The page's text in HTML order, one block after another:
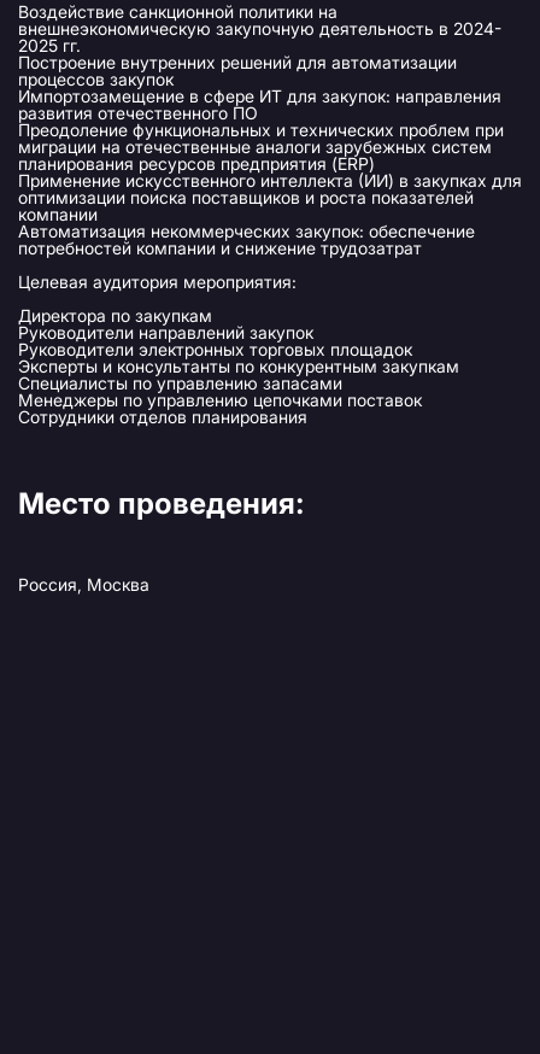
Воздействие санкционной политики на
внешнеэкономическую закупочную деятельность в 2024-
2025 гг.
Построение внутренних решений для автоматизации
процессов закупок
Импортозамещение в сфере ИТ для закупок: направления
развития отечественного ПО
Преодоление функциональных и технических проблем при
миграции на отечественные аналоги зарубежных систем
планирования ресурсов предприятия (ERP)
Применение искусственного интеллекта (ИИ) в закупках для
оптимизации поиска поставщиков и роста показателей
компании
Автоматизация некоммерческих закупок: обеспечение
потребностей компании и снижение трудозатрат
Целевая аудитория мероприятия:
Директора по закупкам
Руководители направлений закупок
Руководители электронных торговых площадок
Эксперты и консультанты по конкурентным закупкам
Специалисты по управлению запасами
Менеджеры по управлению цепочками поставок
Сотрудники отделов планирования
Место проведения:
Россия, Москва